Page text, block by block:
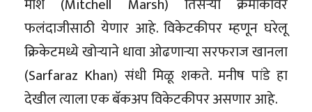
फलंदाजीसाठी येणार आहे. विकेटकीपर म्हणून घरेलू
क्रिकेटमध्ये खोऱ्याने धावा ओढणाऱ्या सरफराज खानला
(Sarfaraz Khan) संधी मिळू शकते. मनीष पांडे हा
देखील त्याला एक बॅकअप विकेटकीपर असणार आहे.